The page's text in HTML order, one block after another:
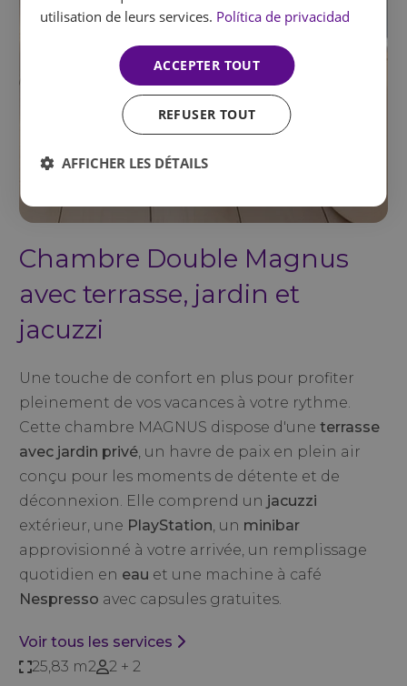
Chambre Double Magnus
avec terrasse, jardin et
jacuzzi
Une touche de confort en plus pour profiter
pleinement de vos vacances à votre rythme.
Cette chambre MAGNUS dispose d'une terrasse
avec jardin privé, un havre de paix en plein air
conçu pour les moments de détente et de
déconnexion. Elle comprend un jacuzzi
extérieur, une PlayStation, un minibar
approvisionné à votre arrivée, un remplissage
quotidien en eau et une machine à café
Nespresso avec capsules gratuites.
Voir tous les services
25,83 m2
2 + 2
utilisation de leurs services. Política de privacidad
ACCEPTER TOUT
REFUSER TOUT
AFFICHER LES DÉTAILS